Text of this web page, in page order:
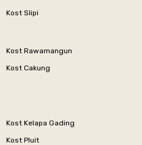
Kost Slipi
Kost Rawamangun
Kost Cakung
Kost Kelapa Gading
Kost Pluit